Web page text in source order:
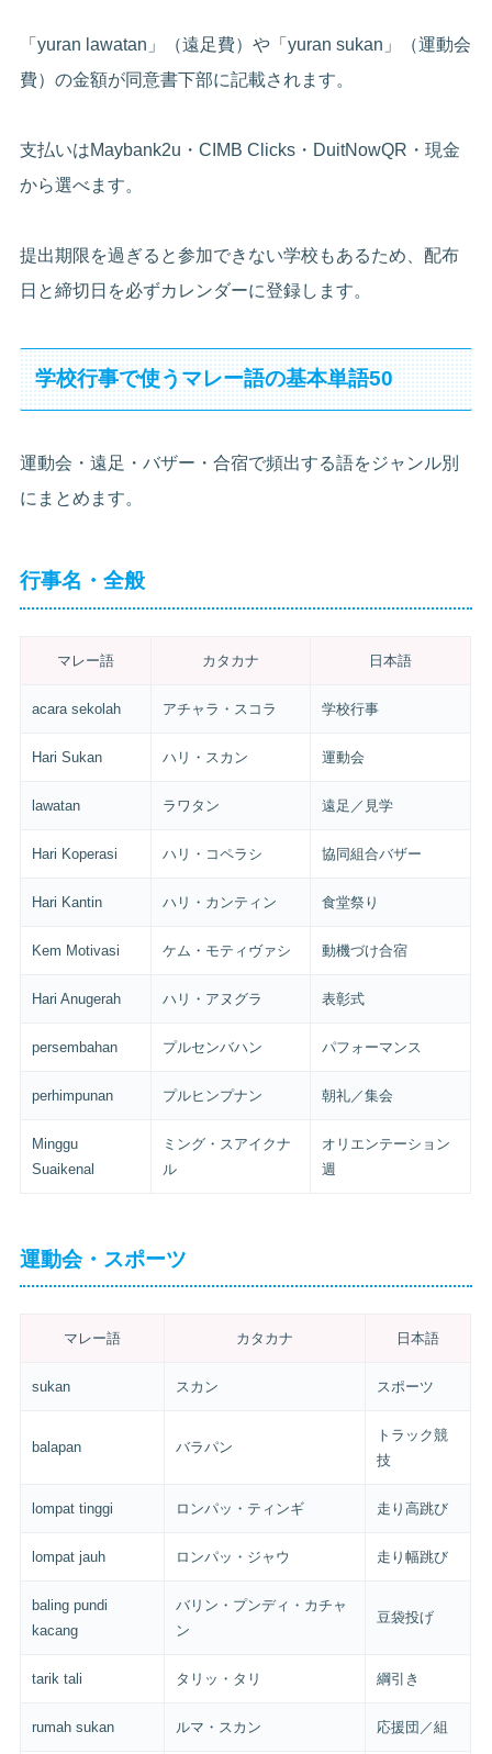
「yuran lawatan」（遠足費）や「yuran sukan」（運動会
費）の金額が同意書下部に記載されます。
支払いはMaybank2u・CIMB Clicks・DuitNowQR・現金
から選べます。
提出期限を過ぎると参加できない学校もあるため、配布
日と締切日を必ずカレンダーに登録します。
学校行事で使うマレー語の基本単語50
運動会・遠足・バザー・合宿で頻出する語をジャンル別
にまとめます。
行事名・全般
マレー語 カタカナ 日本語
acara sekolah アチャラ・スコラ 学校行事
Hari Sukan ハリ・スカン 運動会
lawatan ラワタン 遠足／見学
Hari Koperasi ハリ・コペラシ 協同組合バザー
Hari Kantin ハリ・カンティン 食堂祭り
Kem Motivasi ケム・モティヴァシ 動機づけ合宿
Hari Anugerah ハリ・アヌグラ 表彰式
persembahan プルセンバハン パフォーマンス
perhimpunan プルヒンプナン 朝礼／集会
Minggu
Suaikenal
ミング・スアイクナ
ル
オリエンテーション
週
運動会・スポーツ
マレー語 カタカナ 日本語
sukan スカン スポーツ
balapan バラパン
トラック競
技
lompat tinggi ロンパッ・ティンギ 走り高跳び
lompat jauh ロンパッ・ジャウ 走り幅跳び
baling pundi
kacang
バリン・プンディ・カチャ
ン
豆袋投げ
tarik tali タリッ・タリ 綱引き
rumah sukan ルマ・スカン 応援団／組